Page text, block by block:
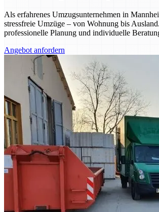
Als erfahrenes Umzugsunternehmen in
stressfreie Umzüge – von Wohnung bis
professionelle Planung und individuelle
Angebot anfordern